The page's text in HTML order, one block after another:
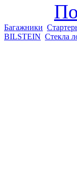
Багажники
BILSTEIN Стекла